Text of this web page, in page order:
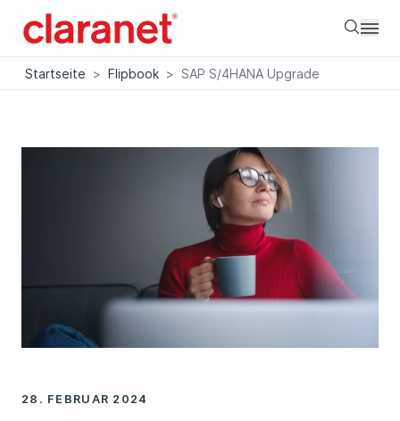
Startseite > Flipbook > SAP S/4HANA Upgrade
28. FEBRUAR 2024